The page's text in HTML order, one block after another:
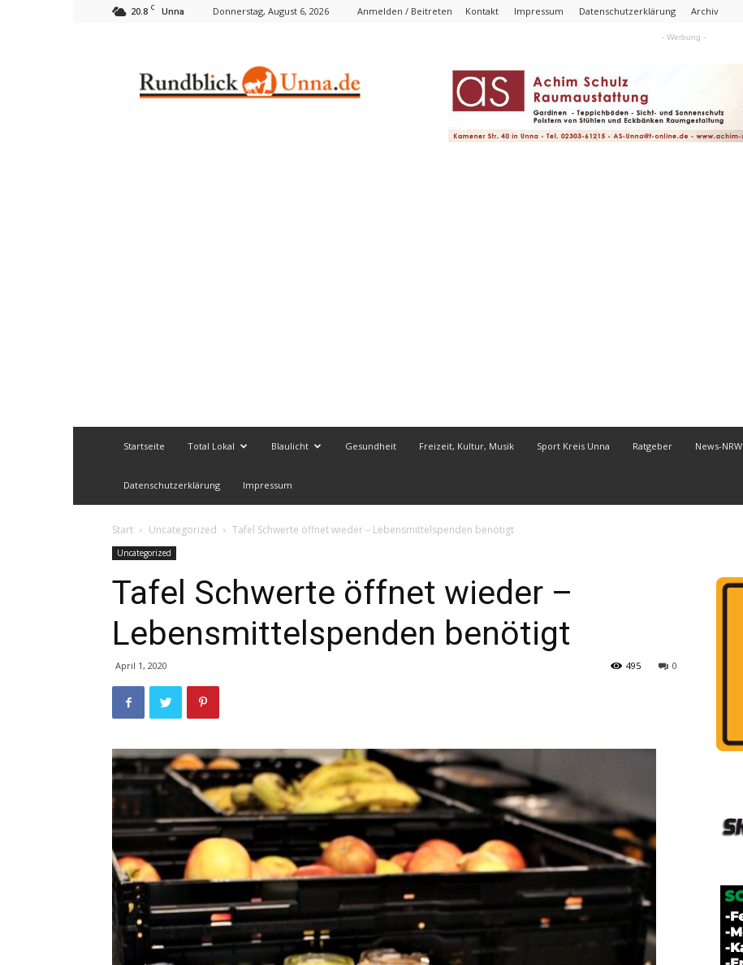
20.8 C Unna Donnerstag, August 6, 2026 Anmelden / Beitreten Kontakt Impressum Datenschutzerklärung Archiv
- Werbung -
Startseite Total Lokal Blaulicht Gesundheit Freizeit, Kultur, Musik Sport Kreis Unna Ratgeber News-NRW
Datenschutzerklärung Impressum
Start Uncategorized Tafel Schwerte öffnet wieder – Lebensmittelspenden benötigt
Uncategorized
Tafel Schwerte öffnet wieder –
Lebensmittelspenden benötigt
April 1, 2020 0
495